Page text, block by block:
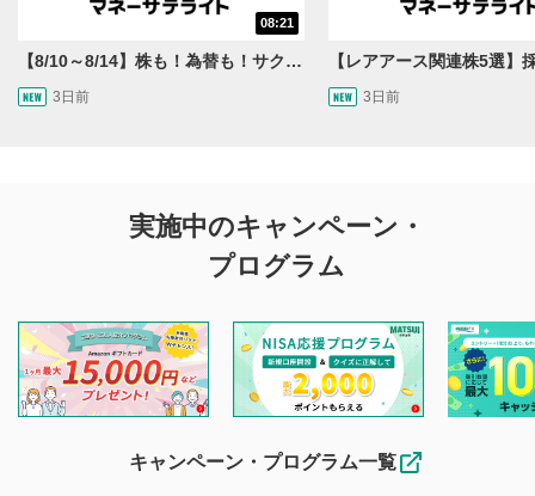
08:21
【8/10～8/14】株も！為替も！サクッと！来週のマーケット見通し＜Next View＞
3日前 3日前
実施中のキャンペーン・
プログラム
キャンペーン・プログラム一覧